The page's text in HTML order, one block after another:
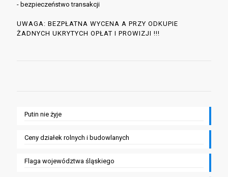
- bezpieczeństwo transakcji
UWAGA: BEZPŁATNA WYCENA A PRZY ODKUPIE
ŻADNYCH UKRYTYCH OPŁAT I PROWIZJI !!!
Putin nie żyje
Ceny działek rolnych i budowlanych
Flaga województwa śląskiego